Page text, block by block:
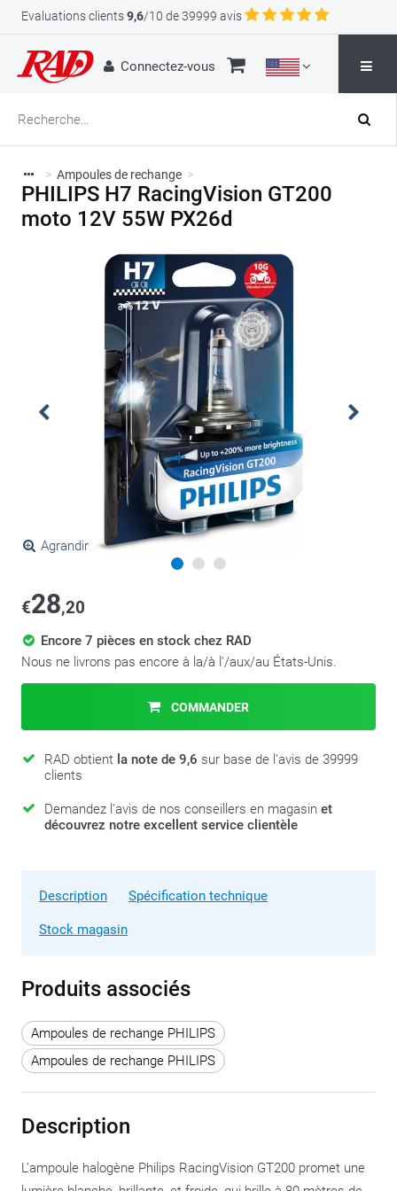
Evaluations clients9,6/10 de 39999 avis
Connectez-vous
> Ampoules de rechange >
PHILIPS H7 RacingVision GT200
moto 12V 55W PX26d
Agrandir
€28,20
Encore 7 pièces en stock chez RAD
Nous ne livrons pas encore à la/à l'/aux/au États-Unis.
COMMANDER
RAD obtient la note de 9,6 sur base de l'avis de 39999
clients
Demandez l'avis de nos conseillers en magasin et
découvrez notre excellent service clientèle
Description Spécification technique
Stock magasin
Produits associés
Ampoules de rechange PHILIPS
Ampoules de rechange PHILIPS
Description
L’ampoule halogène Philips RacingVision GT200 promet une